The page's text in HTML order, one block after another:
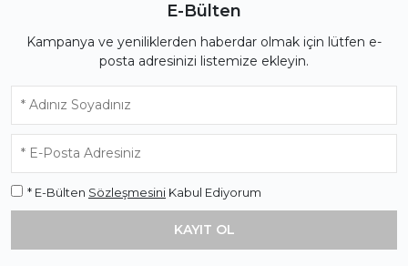
E-Bülten
Kampanya ve yeniliklerden haberdar olmak için lütfen e-
posta adresinizi listemize ekleyin.
* E-Bülten Sözleşmesini Kabul Ediyorum